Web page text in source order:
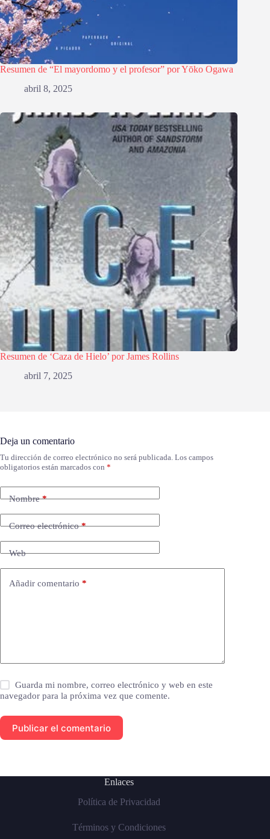
Resumen de “El mayordomo y el profesor” por Yōko Ogawa
abril 8, 2025
Resumen de ‘Caza de Hielo’ por James Rollins
abril 7, 2025
Deja un comentario
Tu dirección de correo electrónico no será publicada. Los campos
obligatorios están marcados con *
Nombre*
Correo electrónico*
Web
Añadir comentario *
Guarda mi nombre, correo electrónico y web en este
navegador para la próxima vez que comente.
Publicar el comentario
Enlaces
Política de Privacidad
Términos y Condiciones